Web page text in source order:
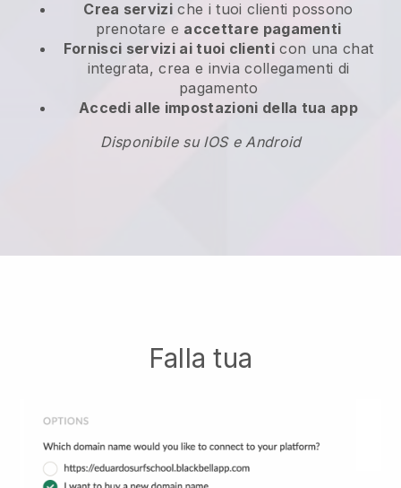
Crea servizi che i tuoi clienti possono
prenotare e accettare pagamenti
Fornisci servizi ai tuoi clienti con una chat
integrata, crea e invia collegamenti di
pagamento
Accedi alle impostazioni della tua app
Disponibile su IOS e Android
Falla tua